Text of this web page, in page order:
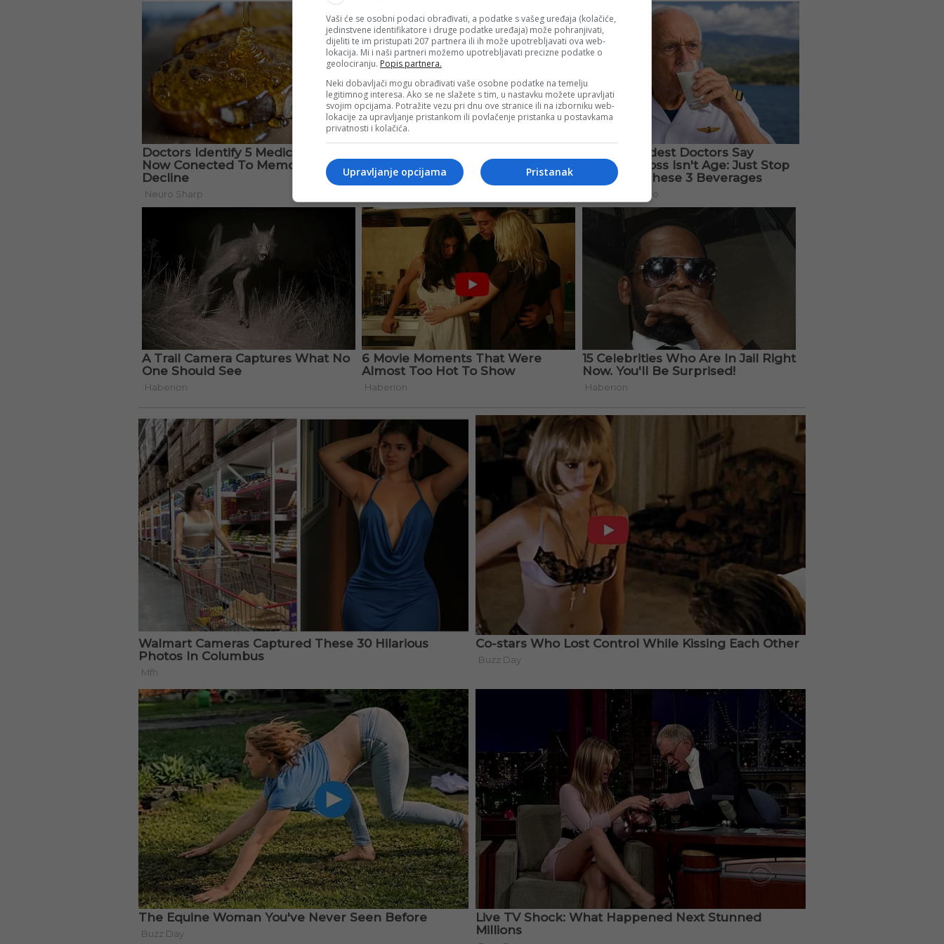
Vaši će se osobni podaci obrađivati, a podatke s vašeg uređaja (kolačiće,
jedinstvene identifikatore i druge podatke uređaja) može pohranjivati,
dijeliti te im pristupati 207 partnera ili ih može upotrebljavati ova web-
lokacija. Mi i naši partneri možemo upotrebljavati precizne podatke o
geolociranju. Popis partnera.
Neki dobavljači mogu obrađivati vaše osobne podatke na temelju
legitimnog interesa. Ako se ne slažete s tim, u nastavku možete upravljati
svojim opcijama. Potražite vezu pri dnu ove stranice ili na izborniku web-
lokacije za upravljanje pristankom ili povlačenje pristanka u postavkama
privatnosti i kolačića.
Pristanak
Upravljanje opcijama